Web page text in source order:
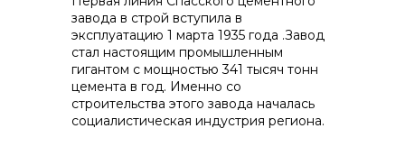
завода в строй вступила в
эксплуатацию 1 марта 1935 года .Завод
стал настоящим промышленным
гигантом с мощностью 341 тысяч тонн
цемента в год. Именно со
строительства этого завода началась
социалистическая индустрия региона.